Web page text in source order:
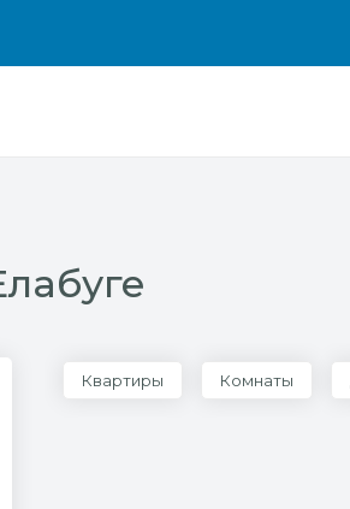
Квартиры Комнаты